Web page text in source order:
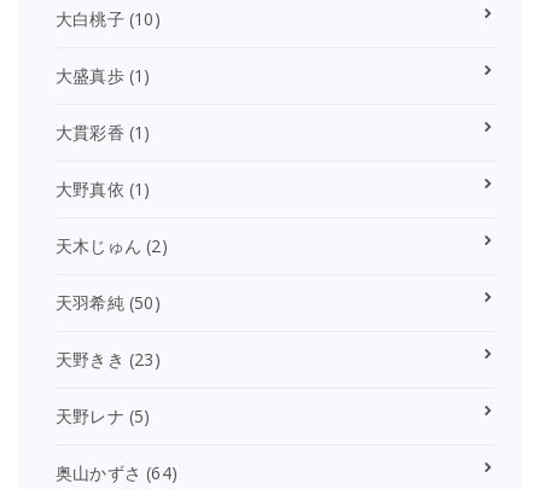
大白桃子(10)
大盛真歩(1)
大貫彩香 (1)
大野真依 (1)
天木じゅん (2)
天羽希純(50)
天野きき (23)
天野レナ (5)
奥山かずさ (64)